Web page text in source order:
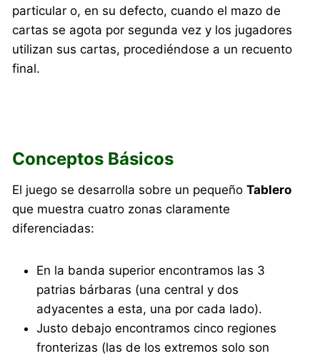
particular o, en su defecto, cuando el mazo de
cartas se agota por segunda vez y los jugadores
utilizan sus cartas, procediéndose a un recuento
final.
Conceptos Básicos
El juego se desarrolla sobre un pequeñoTablero
que muestra cuatro zonas claramente
diferenciadas:
En la banda superior encontramos las 3
patrias bárbaras (una central y dos
adyacentes a esta, una por cada lado).
Justo debajo encontramos cinco regiones
fronterizas (las de los extremos solo son